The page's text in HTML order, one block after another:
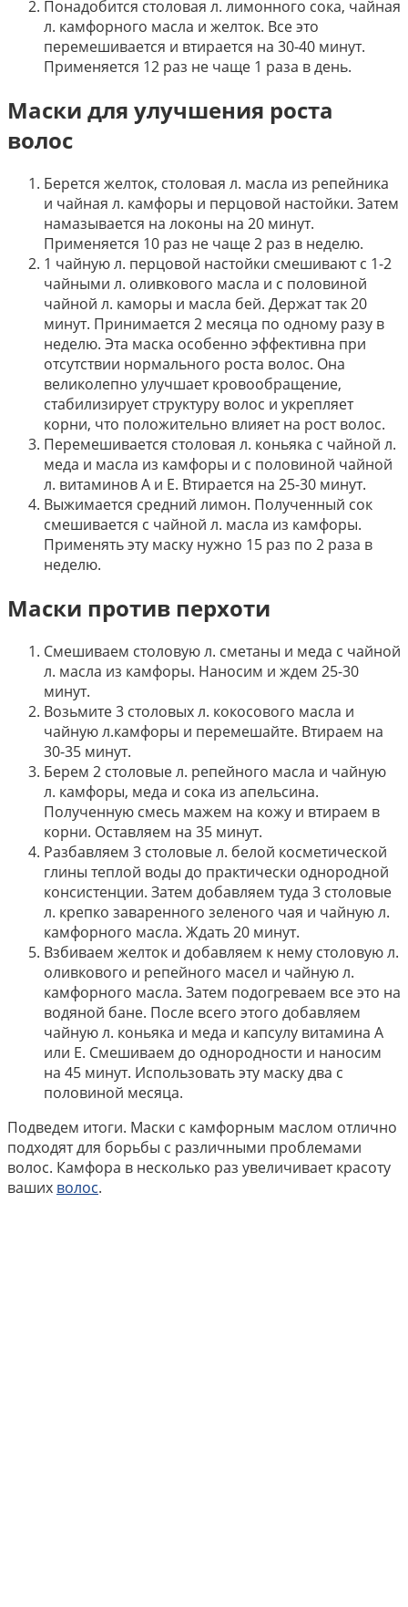
Понадобится столовая л. лимонного сока, чайная
л. камфорного масла и желток. Все это
перемешивается и втирается на 30-40 минут.
Применяется 12 раз не чаще 1 раза в день.
Маски для улучшения роста
волос
Берется желток, столовая л. масла из репейника
и чайная л. камфоры и перцовой настойки. Затем
намазывается на локоны на 20 минут.
Применяется 10 раз не чаще 2 раз в неделю.
1 чайную л. перцовой настойки смешивают с 1-2
чайными л. оливкового масла и с половиной
чайной л. каморы и масла бей. Держат так 20
минут. Принимается 2 месяца по одному разу в
неделю. Эта маска особенно эффективна при
отсутствии нормального роста волос. Она
великолепно улучшает кровообращение,
стабилизирует структуру волос и укрепляет
корни, что положительно влияет на рост волос.
Перемешивается столовая л. коньяка с чайной л.
меда и масла из камфоры и с половиной чайной
л. витаминов А и Е. Втирается на 25-30 минут.
Выжимается средний лимон. Полученный сок
смешивается с чайной л. масла из камфоры.
Применять эту маску нужно 15 раз по 2 раза в
неделю.
Маски против перхоти
Смешиваем столовую л. сметаны и меда с чайной
л. масла из камфоры. Наносим и ждем 25-30
минут.
Возьмите 3 столовых л. кокосового масла и
чайную л.камфоры и перемешайте. Втираем на
30-35 минут.
Берем 2 столовые л. репейного масла и чайную
л. камфоры, меда и сока из апельсина.
Полученную смесь мажем на кожу и втираем в
корни. Оставляем на 35 минут.
Разбавляем 3 столовые л. белой косметической
глины теплой воды до практически однородной
консистенции. Затем добавляем туда 3 столовые
л. крепко заваренного зеленого чая и чайную л.
камфорного масла. Ждать 20 минут.
Взбиваем желток и добавляем к нему столовую л.
оливкового и репейного масел и чайную л.
камфорного масла. Затем подогреваем все это на
водяной бане. После всего этого добавляем
чайную л. коньяка и меда и капсулу витамина А
или Е. Смешиваем до однородности и наносим
на 45 минут. Использовать эту маску два с
половиной месяца.
Подведем итоги. Маски с камфорным маслом отлично
подходят для борьбы с различными проблемами
волос. Камфора в несколько раз увеличивает красоту
ваших волос.